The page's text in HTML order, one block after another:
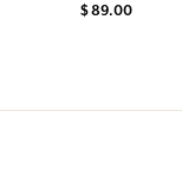
$ 89.00